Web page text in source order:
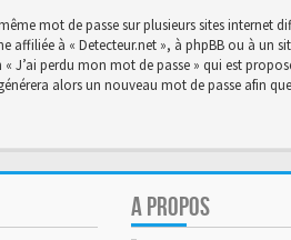
mot de passe sur plusieurs sites internet
affiliée à « Detecteur.net », à phpBB ou à un
perdu mon mot de passe » qui est
alors un nouveau mot de passe afin
A PROPOS